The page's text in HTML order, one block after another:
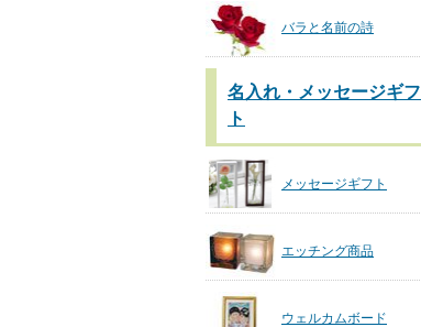
バラと名前の詩
名入れ・メッセージギフ
ト
メッセージギフト
エッチング商品
ウェルカムボード